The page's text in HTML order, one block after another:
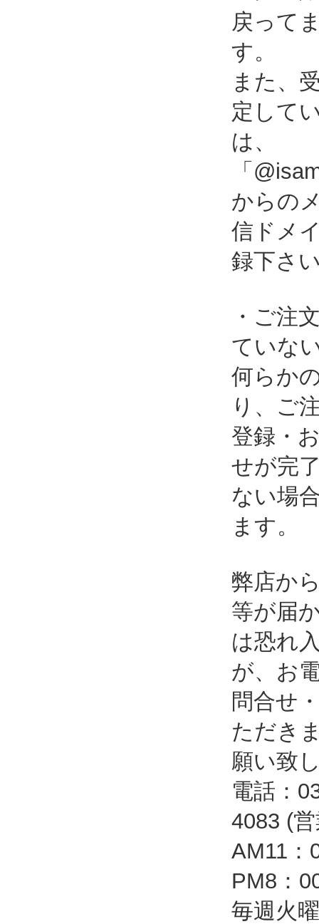
戻って
す。
また、
定して
は、
「
からの
信ドメ
録下さ
・ご注
ていな
何らか
り、ご
登録・
せが完
ない場
ます。
弊店か
等が届
は恐れ
が、お
問合せ
ただき
願い致
電話：
4083 (
AM11：
PM8：
毎週火